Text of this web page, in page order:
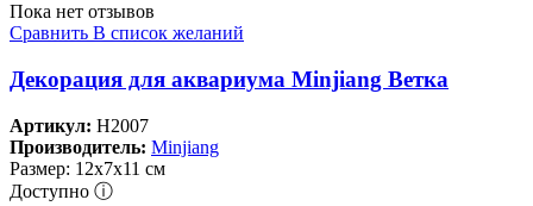
Пока нет отзывов
Сравнить В список желаний
Декорация для аквариума Minjiang Ветка
Артикул: H2007
Производитель: Minjiang
Размер: 12х7х11 см
Доступно ⓘ